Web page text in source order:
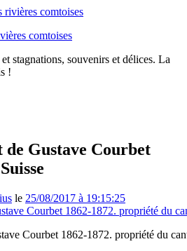
comtoises
stagnations, souvenirs et délices. La
!
Gustave Courbet
le 25/08/2017 à 19:15:25
Courbet 1862-1872. propriété du